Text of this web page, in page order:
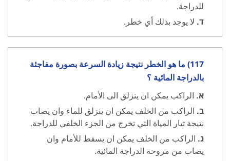
للدراجة.
ד. لا يوجد بذلك أي خطر.
117) ما هو الخطر نتيجة زيادة السرعة بصورة مفاجئة
بالدراجة المائية ؟
א. الراكب يمكن ان ينزلق الى الأمام.
ב. الراكب من الخلف يمكن ان ينزلق للماء وان يصاب
نتيجة تيار المياة التي تخرج من الجزء الخلفي للدراجة.
ג. الراكب من الخلف يمكن ان يسقط للأمام وان
يصاب من مروحة الدراجة المائية.